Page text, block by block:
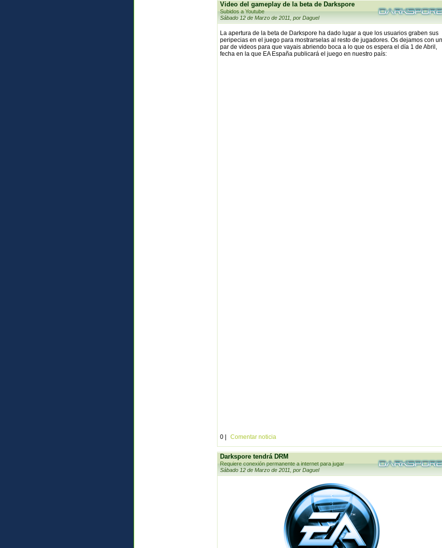
Video del gameplay de la beta de Darkspore
Subidos a Youtube
Sábado 12 de Marzo de 2011, por Daguel
La apertura de la beta de Darkspore ha dado lugar a que los usuarios graben sus
peripecias en el juego para mostrarselas al resto de jugadores. Os dejamos con un
par de videos para que vayais abriendo boca a lo que os espera el día 1 de Abril,
fecha en la que EA España publicará el juego en nuestro país:
0 | Comentar noticia
Darkspore tendrá DRM
Requiere conexión permanente a internet para jugar
Sábado 12 de Marzo de 2011, por Daguel